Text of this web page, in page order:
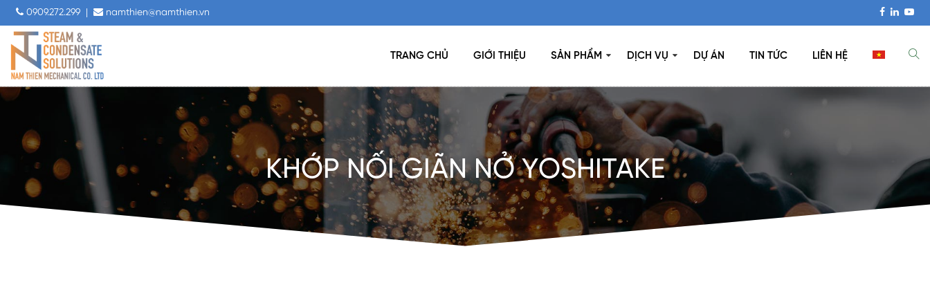
0909.272.299 namthien@namthien.vn
TRANG CHỦ GIỚI THIỆU SẢN PHẨM DỊCH VỤ DỰ ÁN TIN TỨC LIÊN HỆ
KHỚP NỐI GIÃN NỞ YOSHITAKE